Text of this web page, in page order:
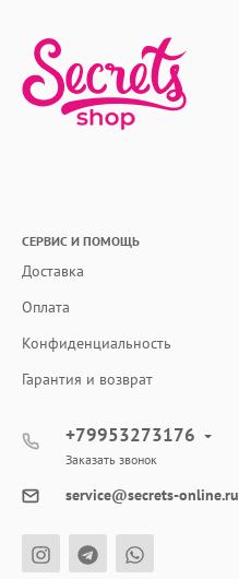
СЕРВИС И ПОМОЩЬ
Доставка
Оплата
Конфиденциальность
Гарантия и возврат
+79953273176
Заказать звонок
service@secrets-online.ru